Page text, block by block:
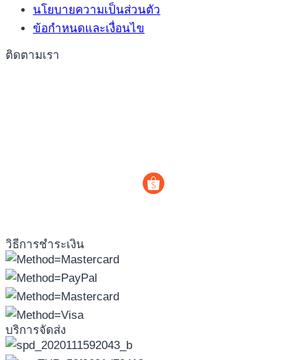
นโยบายความเป็นส่วนตัว
ข้อกำหนดและเงื่อนไข
ติดตามเรา
วิธีการชำระเงิน
บริการจัดส่ง